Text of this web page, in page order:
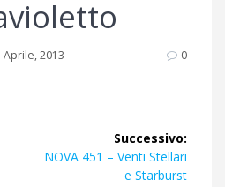
Aprile, 2013 0
Successivo:
Articolo
NOVA 451 – Venti Stellari
e Starburst